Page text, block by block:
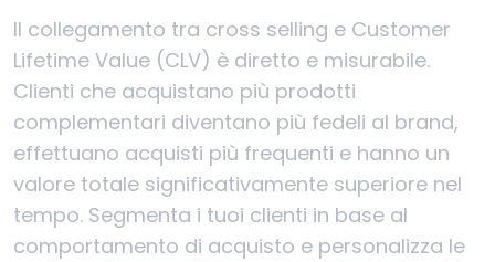
Il collegamento tra cross selling e Customer
Lifetime Value (CLV) è diretto e misurabile.
Clienti che acquistano più prodotti
complementari diventano più fedeli al brand,
effettuano acquisti più frequenti e hanno un
valore totale significativamente superiore nel
tempo. Segmenta i tuoi clienti in base al
comportamento di acquisto e personalizza le